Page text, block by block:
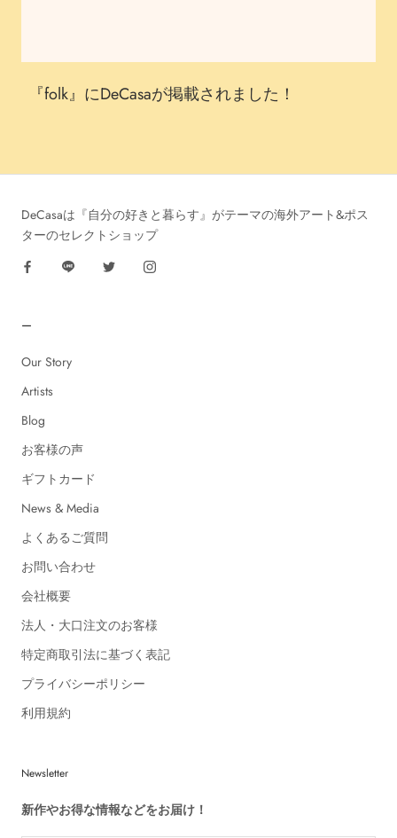
『folk』にDeCasaが掲載されました！
DeCasaは『自分の好きと暮らす』がテーマの海外アート&ポス
ターのセレクトショップ
ー
Our Story
Artists
Blog
お客様の声
ギフトカード
News & Media
よくあるご質問
お問い合わせ
会社概要
法人・大口注文のお客様
特定商取引法に基づく表記
プライバシーポリシー
利用規約
Newsletter
新作やお得な情報などをお届け！